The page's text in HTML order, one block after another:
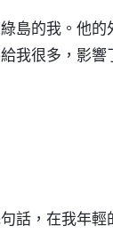
島的我。他
我很多，影響
話，在我年